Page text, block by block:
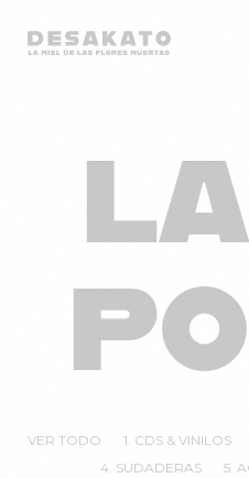
Desakato
VER TODO 1. CDS & VINILOS
4. SUDADERAS
5.